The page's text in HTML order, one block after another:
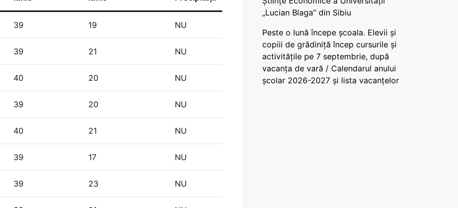
39 19 NU
39 21 NU
40 20 NU
39 20 NU
40 21 NU
39 17 NU
39 23 NU
„Lucian Blaga” din Sibiu
Peste o lună începe școala. Elevii și
copiii de grădiniță încep cursurile și
activitățile pe 7 septembrie, după
vacanța de vară / Calendarul anului
școlar 2026-2027 și lista vacanțelor